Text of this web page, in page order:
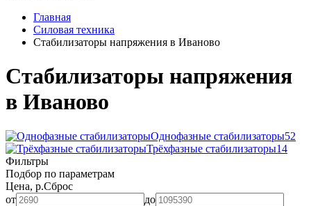
Главная
Силовая техника
Стабилизаторы напряжения в Иваново
Стабилизаторы напряжения
в Иваново
Однофазные стабилизаторы52
Трёхфазные стабилизаторы14
Фильтры
Подбор по параметрам
Цена, р.Сброс
от
до